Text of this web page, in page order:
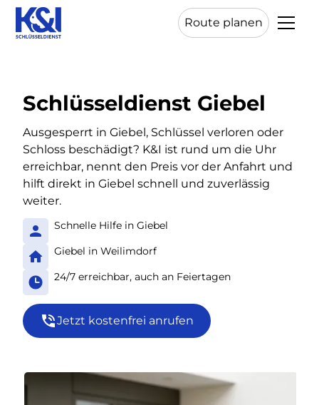
Route planen
Schlüsseldienst Giebel
Ausgesperrt in Giebel, Schlüssel verloren oder
Schloss beschädigt? K&I ist rund um die Uhr
erreichbar, nennt den Preis vor der Anfahrt und
hilft direkt in Giebel schnell und zuverlässig
weiter.
Schnelle Hilfe in Giebel
Giebel in Weilimdorf
24/7 erreichbar, auch an Feiertagen
Jetzt kostenfrei anrufen